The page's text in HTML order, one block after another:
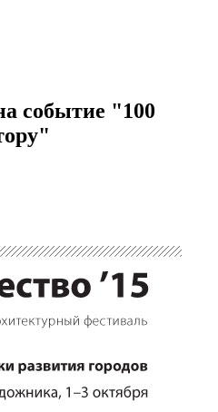
событие "100